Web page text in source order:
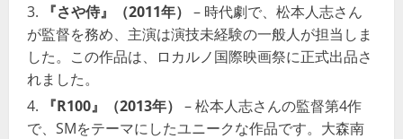
『さや侍』（2011年） – 時代劇で、松本人志さん
が監督を務め、主演は演技未経験の一般人が担当しま
した。この作品は、ロカルノ国際映画祭に正式出品さ
れました。
『R100』（2013年） – 松本人志さんの監督第4作
で、SMをテーマにしたユニークな作品です。大森南